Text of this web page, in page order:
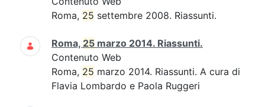
Roma, 25 settembre 2008. Riassunti.
Roma, 25 marzo 2014. Riassunti.
Contenuto Web
Roma, 25 marzo 2014. Riassunti. A cura di
Flavia Lombardo e Paola Ruggeri